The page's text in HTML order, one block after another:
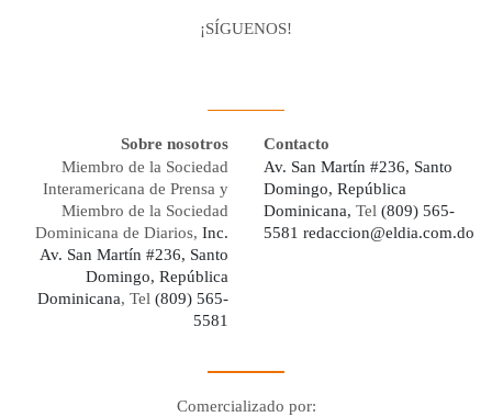
¡SÍGUENOS!
Sobre nosotros
Miembro de la Sociedad
Interamericana de Prensa y
Miembro de la Sociedad
Dominicana de Diarios, Inc.
Av. San Martín #236, Santo
Domingo, República
Dominicana, Tel (809) 565-
5581
Contacto
Av. San Martín #236, Santo
Domingo, República
Dominicana, Tel (809) 565-
5581 redaccion@eldia.com.do
Comercializado por: